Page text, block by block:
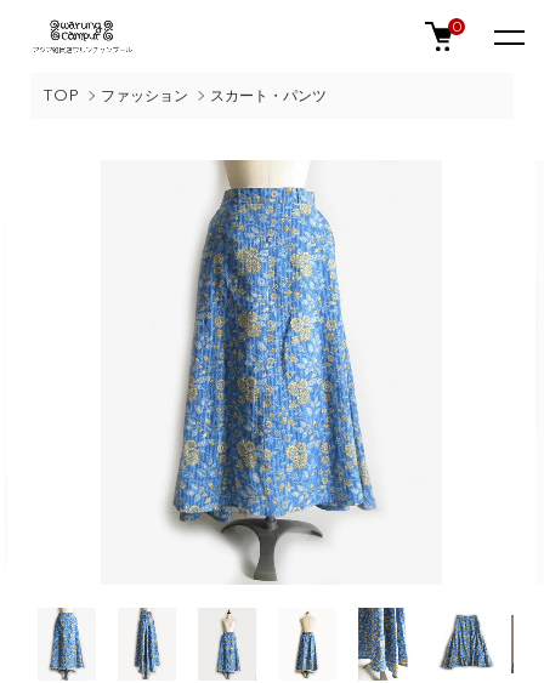
0
TOP ファッション スカート・パンツ